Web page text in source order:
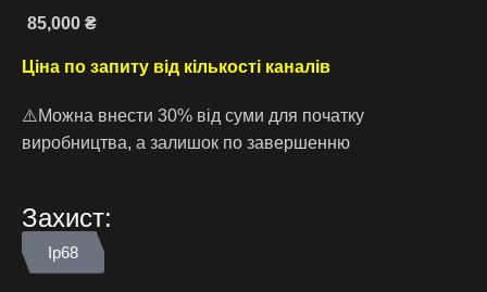
85,000 ₴
Ціна по запиту від кількості каналів
⚠️Можна внести 30% від суми для початку
виробництва, а залишок по завершенню
Захист:
Ip68